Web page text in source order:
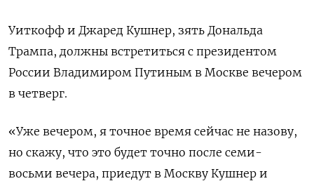
Уиткофф и ⁠Джаред Кушнер, зять Дональда
Трампа, ‍должны встретиться с президентом
России Владимиром Путиным в ‌Москве вечером
в четверг.
«Уже вечером, я точное время сейчас не назову,
но скажу, что это будет точно после семи-
восьми вечера, приедут в Москву Кушнер и